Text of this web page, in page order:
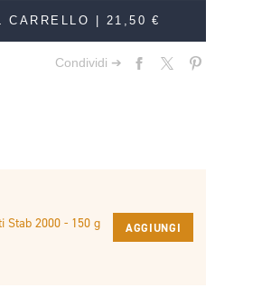
CARRELLO | 21,50 €
Condividi ➔
Stab 2000 - 150 g
AGGIUNGI